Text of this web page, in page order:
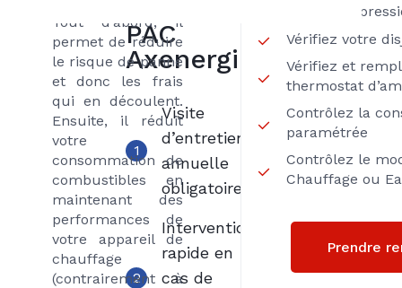
Tout d’abord, il
permet de réduire
le risque de panne
et donc les frais
qui en découlent.
Ensuite, il réduit
votre
consommation de
combustibles en
maintenant des
performances de
votre appareil de
chauffage
(contrairement à
Vérifiez la
Vérifiez votre
Vérifiez et
thermostat
Contrôlez la
paramétrée
Contrôlez le
Chauffage ou
Prendre
PAC
Axenergie
1
Visite
d’entretien
annuelle
obligatoire
2
Intervention
rapide en
cas de